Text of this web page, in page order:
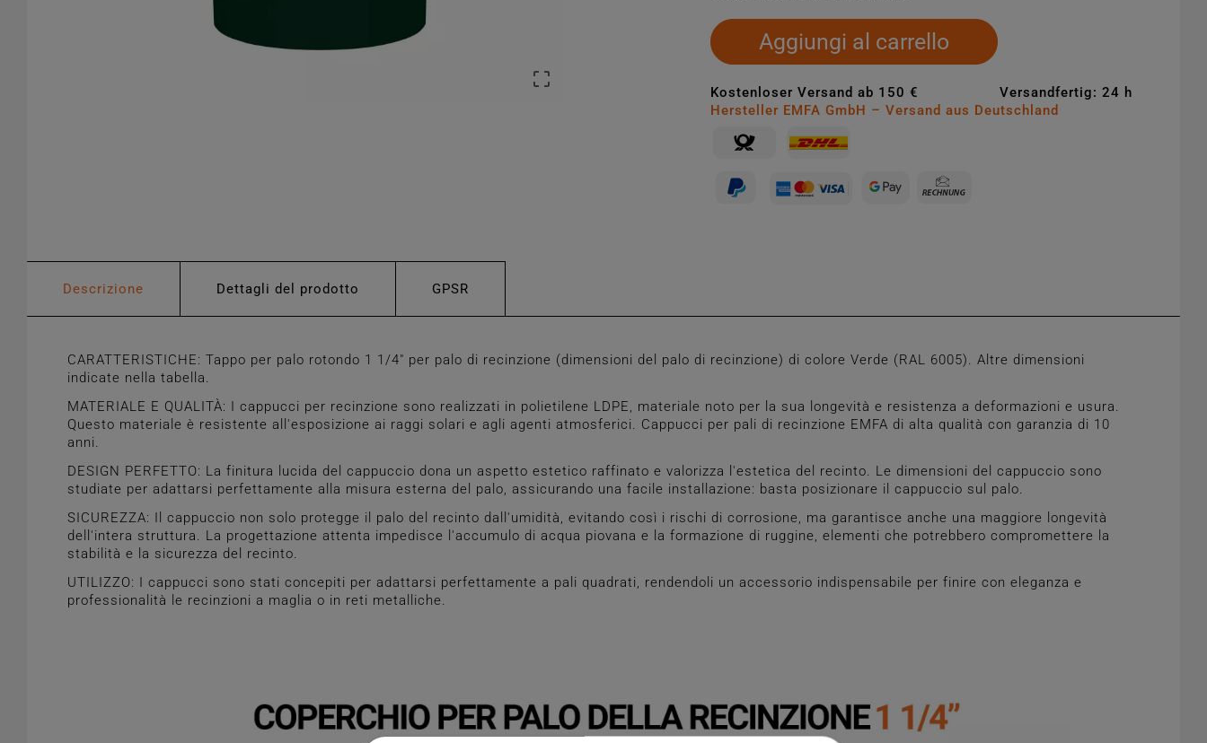

Aggiungi al carrello
Kostenloser Versand ab 150 €
Versandfertig: 24 h
Hersteller EMFA GmbH – Versand aus Deutschland
Descrizione Dettagli del prodotto GPSR
CARATTERISTICHE: Tappo per palo rotondo 1 1/4" per palo di recinzione (dimensioni del palo di recinzione) di colore Verde (RAL 6005). Altre dimensioni
indicate nella tabella.
MATERIALE E QUALITÀ: I cappucci per recinzione sono realizzati in polietilene LDPE, materiale noto per la sua longevità e resistenza a deformazioni e usura.
Questo materiale è resistente all'esposizione ai raggi solari e agli agenti atmosferici. Cappucci per pali di recinzione EMFA di alta qualità con garanzia di 10
anni.
DESIGN PERFETTO: La finitura lucida del cappuccio dona un aspetto estetico raffinato e valorizza l'estetica del recinto. Le dimensioni del cappuccio sono
studiate per adattarsi perfettamente alla misura esterna del palo, assicurando una facile installazione: basta posizionare il cappuccio sul palo.
SICUREZZA: Il cappuccio non solo protegge il palo del recinto dall'umidità, evitando così i rischi di corrosione, ma garantisce anche una maggiore longevità
dell'intera struttura. La progettazione attenta impedisce l'accumulo di acqua piovana e la formazione di ruggine, elementi che potrebbero compromettere la
stabilità e la sicurezza del recinto.
UTILIZZO: I cappucci sono stati concepiti per adattarsi perfettamente a pali quadrati, rendendoli un accessorio indispensabile per finire con eleganza e
professionalità le recinzioni a maglia o in reti metalliche.